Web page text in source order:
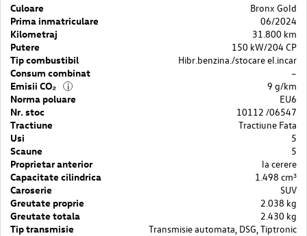
Culoare
Bronx Gold
Prima inmatriculare
06/2024
Kilometraj
31.800 km
Putere
150 kW/204 CP
Tip combustibil
Hibr.benzina./stocare el.incar
Consum combinat
–
Emisii CO₂
i
9 g/km
Norma poluare
EU6
Nr. stoc
10112 /06547
Tractiune
Tractiune Fata
Usi
5
Scaune
5
Proprietar anterior
la cerere
Capacitate cilindrica
1.498 cm³
Caroserie
SUV
Greutate proprie
2.038 kg
Greutate totala
2.430 kg
Tip transmisie
Transmisie automata, DSG, Tiptronic